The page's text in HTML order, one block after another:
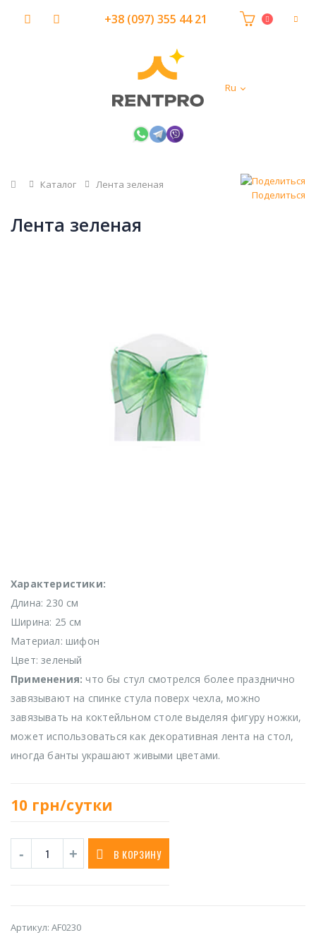
Ru
+38 (097) 355 44 21
Главная
Каталог
Лента зеленая
Поделиться
Лента зеленая
Характеристики:
Длина: 230 см
Ширина: 25 см
Материал: шифон
Цвет: зеленый
Применения: что бы стул смотрелся более празднично
завязывают на спинке стула поверх чехла, можно
завязывать на коктейльном столе выделяя фигуру ножки,
может использоваться как декоративная лента на стол,
иногда банты украшают живыми цветами.
10 грн/сутки
В КОРЗИНУ
Артикул: AF0230